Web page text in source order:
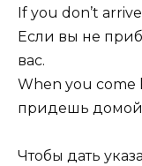
If you don’t
Если вы не
вас.
When you come
придешь домой,
Чтобы дать